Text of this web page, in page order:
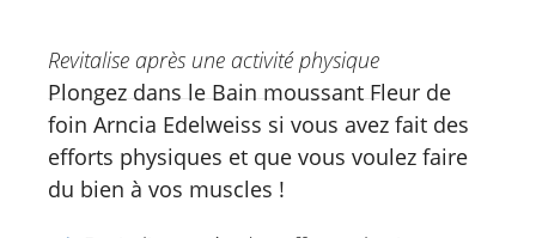
Soins du visage
Just for Men
Aromathérapie
Revitalise après une activité physique
Plongez dans le Bain moussant Fleur de
foin Arncia Edelweiss si vous avez fait des
efforts physiques et que vous voulez faire
du bien à vos muscles !